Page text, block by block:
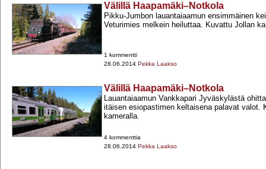
Välillä Haapamäki–Notkola
Pikku-​Jumbon lauantaiaamun ensimmäinen
Veturimies melkein heiluttaa. Kuvattu Jollan
1 kommentti
28.06.2014 Pekka Laakso
Välillä Haapamäki–Notkola
Lauantaiaamun Vankkapari Jyväskylästä
itäisen esiopastimen keltaisena palavat valot.
kameralla.
4 kommenttia
28.06.2014 Pekka Laakso